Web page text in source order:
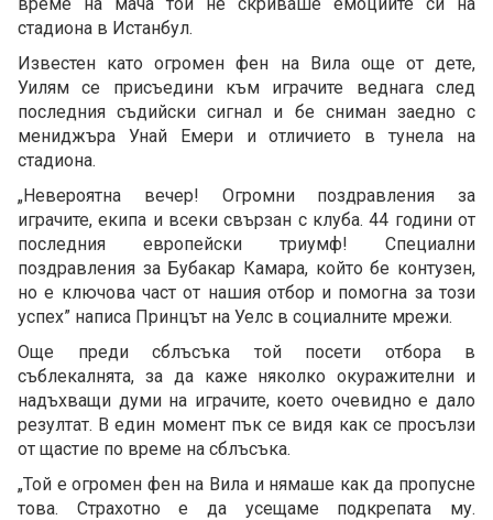
стадиона в Истанбул.
Известен като огромен фен на Вила още от дете,
Уилям се присъедини към играчите веднага след
последния съдийски сигнал и бе сниман заедно с
мениджъра Унай Емери и отличието в тунела на
стадиона.
„Невероятна вечер! Огромни поздравления за
играчите, екипа и всеки свързан с клуба. 44 години от
последния европейски триумф! Специални
поздравления за Бубакар Камара, който бе контузен,
но е ключова част от нашия отбор и помогна за този
успех” написа Принцът на Уелс в социалните мрежи.
Още преди сблъсъка той посети отбора в
съблекалнята, за да каже няколко окуражителни и
надъхващи думи на играчите, което очевидно е дало
резултат. В един момент пък се видя как се просълзи
от щастие по време на сблъсъка.
„Той е огромен фен на Вила и нямаше как да пропусне
това. Страхотно е да усещаме подкрепата му.